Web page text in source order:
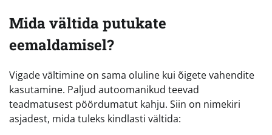
Mida vältida putukate
eemaldamisel?
Vigade vältimine on sama oluline kui õigete vahendite
kasutamine. Paljud autoomanikud teevad
teadmatusest pöördumatut kahju. Siin on nimekiri
asjadest, mida tuleks kindlasti vältida: